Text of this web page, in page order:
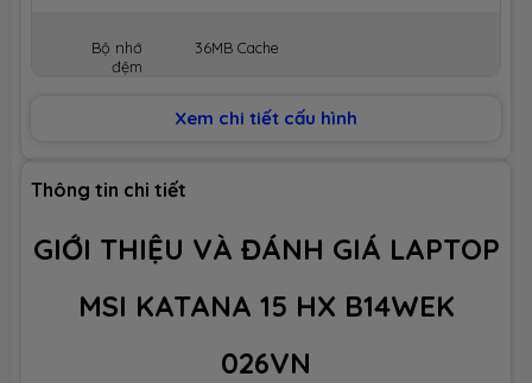
Bộ nhớ
đệm
36MB Cache
BỘ NHỚ MÁY (RAM)
Dung lượng
Công nghệ DDR5 5600MHz
Xem chi tiết cấu hình
Thông tin chi tiết
GIỚI THIỆU VÀ ĐÁNH GIÁ LAPTOP
MSI KATANA 15 HX B14WEK
026VN